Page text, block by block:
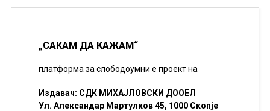
„САКАМ ДА КАЖАМ“
платформа за слободоумни е проект на
Издавач: СДК МИХАЈЛОВСКИ ДООЕЛ
Ул. Александар Мартулков 45, 1000 Скопје